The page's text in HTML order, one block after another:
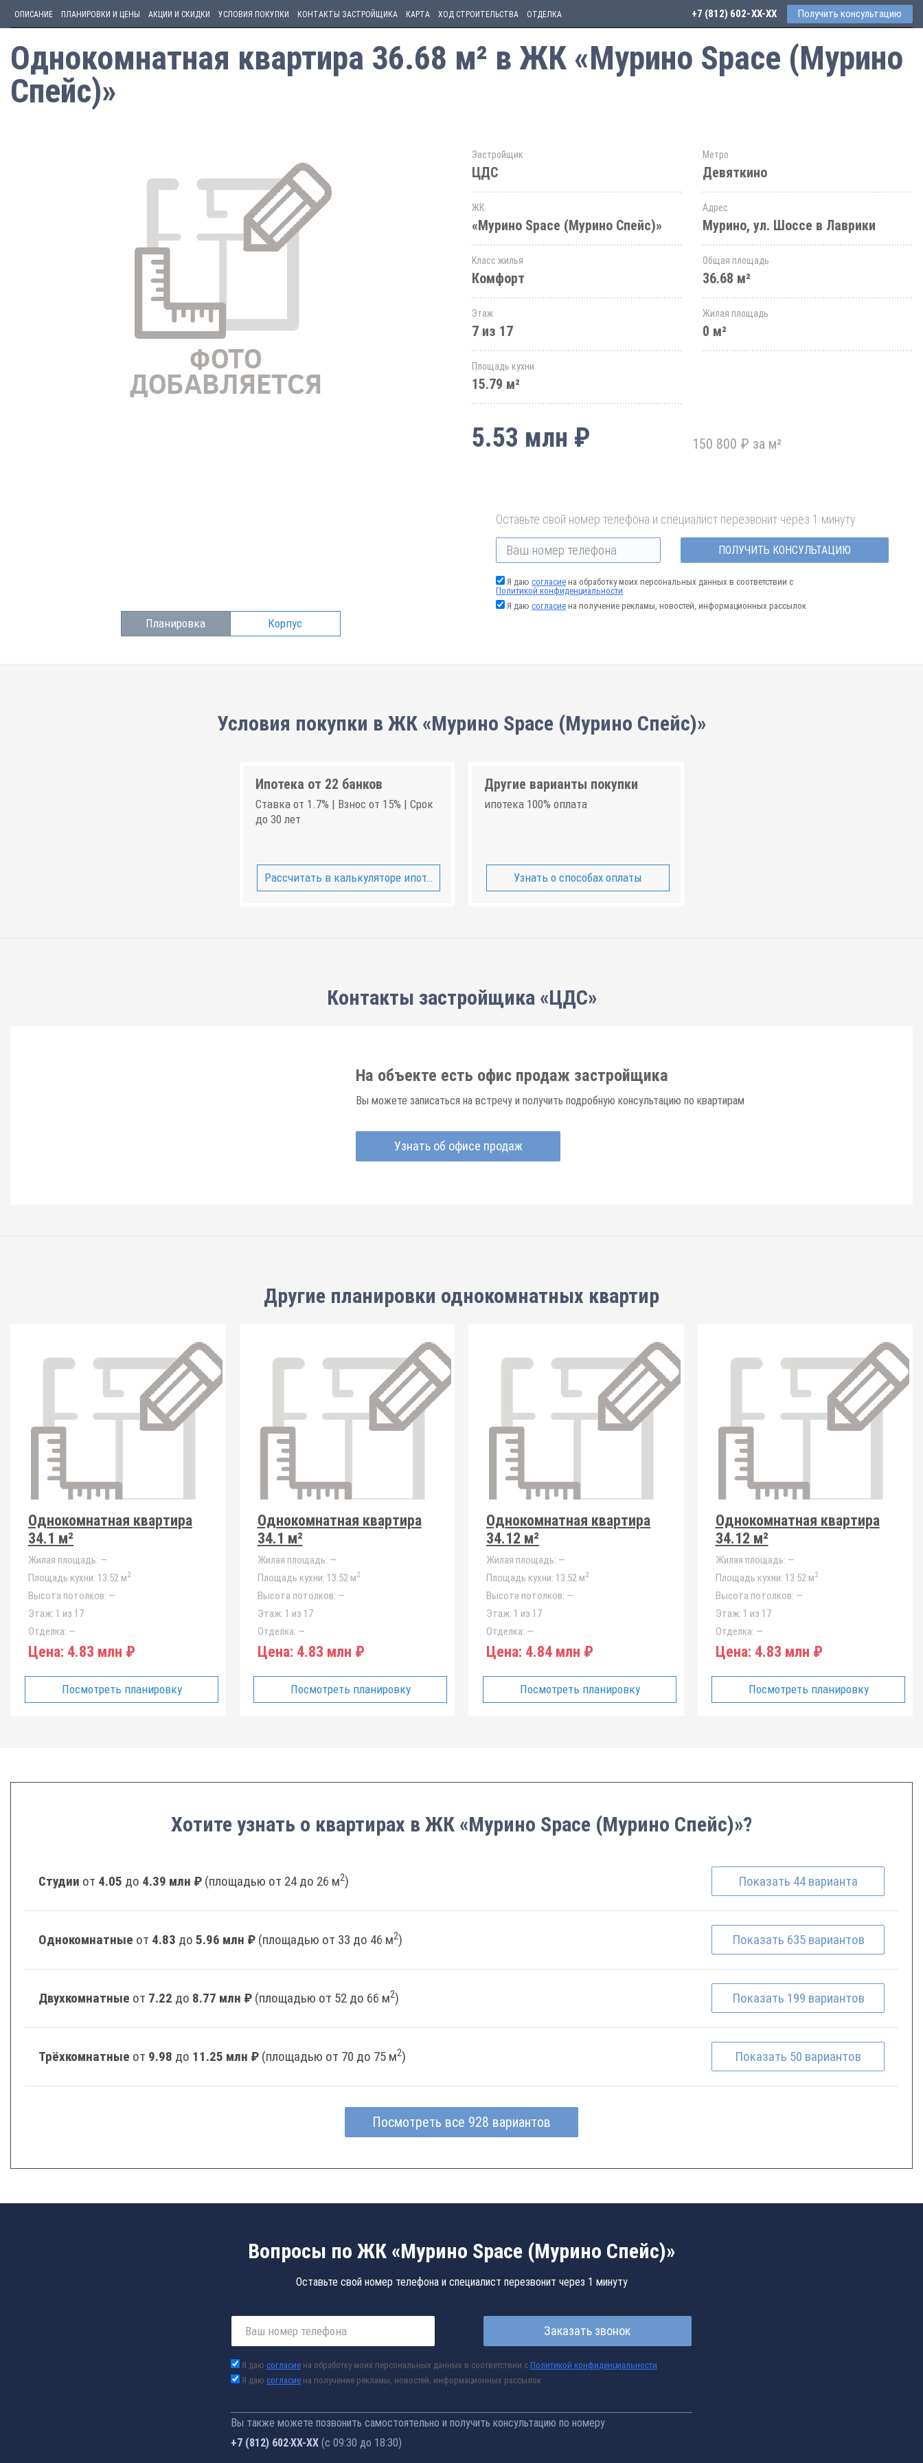
ОПИСАНИЕ ПЛАНИРОВКИ И ЦЕНЫ АКЦИИ И СКИДКИ УСЛОВИЯ ПОКУПКИ КОНТАКТЫ ЗАСТРОЙЩИКА КАРТА ХОД СТРОИТЕЛЬСТВА ОТДЕЛКА +7 (812) 602-44-77 Получить консультацию
Однокомнатная квартира 36.68 м² в ЖК «Мурино Space (Мурино
Спейс)»
Планировка Корпус
Застройщик
ЦДС
Метро
Девяткино
ЖК
«Мурино Space (Мурино Спейс)»
Адрес
Мурино, ул. Шоссе в Лаврики
Класс жилья
Комфорт
Общая площадь
36.68 м²
Этаж
7 из 17
Жилая площадь
0 м²
Площадь кухни
15.79 м²
5.53 млн ₽ 150 800 ₽ за м²
Оставьте свой номер телефона и специалист перезвонит через 1 минуту
ПОЛУЧИТЬ КОНСУЛЬТАЦИЮ
Я даю согласие на обработку моих персональных данных в соответствии с
Политикой конфиденциальности
Я даю согласие на получение рекламы, новостей, информационных рассылок
Условия покупки в ЖК «Мурино Space (Мурино Спейс)»
Ипотека от 22 банков
Ставка от 1.7% | Взнос от 15% | Срок
до 30 лет
Рассчитать в калькуляторе ипотеки
Другие варианты покупки
ипотека 100% оплата
Узнать о способах оплаты
Контакты застройщика «ЦДС»
На объекте есть офис продаж застройщика
Вы можете записаться на встречу и получить подробную консультацию по квартирам
Узнать об офисе продаж
Другие планировки однокомнатных квартир
Однокомнатная квартира
34.1 м²
Жилая площадь: —
Площадь кухни: 13.52 м2
Высота потолков: —
Этаж: 1 из 17
Отделка: —
Цена: 4.83 млн ₽
Посмотреть планировку
Однокомнатная квартира
34.1 м²
Жилая площадь: —
Площадь кухни: 13.52 м2
Высота потолков: —
Этаж: 1 из 17
Отделка: —
Цена: 4.83 млн ₽
Посмотреть планировку
Однокомнатная квартира
34.12 м²
Жилая площадь: —
Площадь кухни: 13.52 м2
Высота потолков: —
Этаж: 1 из 17
Отделка: —
Цена: 4.84 млн ₽
Посмотреть планировку
Однокомнатная квартира
34.12 м²
Жилая площадь: —
Площадь кухни: 13.52 м2
Высота потолков: —
Этаж: 1 из 17
Отделка: —
Цена: 4.83 млн ₽
Посмотреть планировку
Хотите узнать о квартирах в ЖК «Мурино Space (Мурино Спейс)»?
Студии от 4.05 до 4.39 млн ₽ (площадью от 24 до 26 м2) Показать 44 варианта
Однокомнатные от 4.83 до 5.96 млн ₽ (площадью от 33 до 46 м2) Показать 635 вариантов
Двухкомнатные от 7.22 до 8.77 млн ₽ (площадью от 52 до 66 м2) Показать 199 вариантов
Трёхкомнатные от 9.98 до 11.25 млн ₽ (площадью от 70 до 75 м2) Показать 50 вариантов
Посмотреть все 928 вариантов
Вопросы по ЖК «Мурино Space (Мурино Спейс)»
Оставьте свой номер телефона и специалист перезвонит через 1 минуту
Заказать звонок
Я даю согласие на обработку моих персональных данных в соответствии с Политикой конфиденциальности
Я даю согласие на получение рекламы, новостей, информационных рассылок
Вы также можете позвонить самостоятельно и получить консультацию по номеру
+7 (812) 602-44-77 (с 09:30 до 18:30)